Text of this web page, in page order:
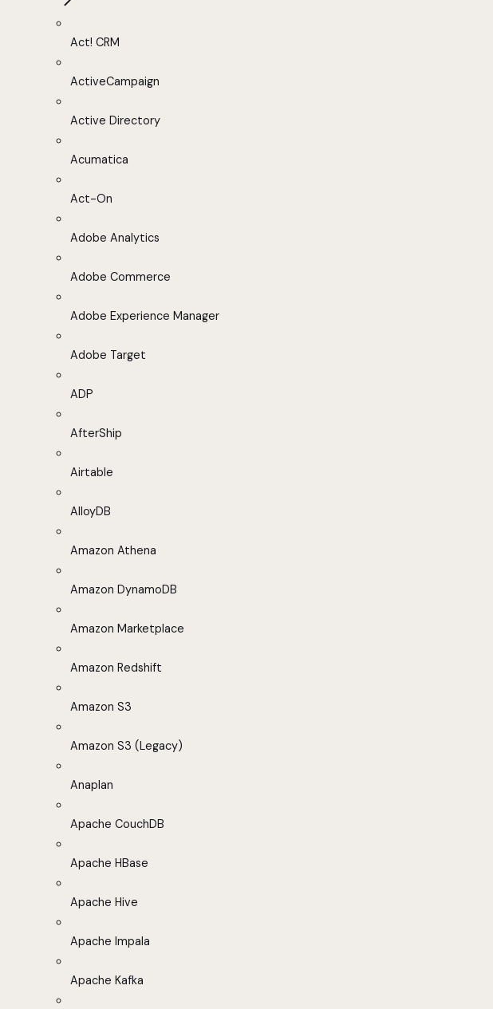
Act! CRM
ActiveCampaign
Active Directory
Acumatica
Act-On
Adobe Analytics
Adobe Commerce
Adobe Experience Manager
Adobe Target
ADP
AfterShip
Airtable
AlloyDB
Amazon Athena
Amazon DynamoDB
Amazon Marketplace
Amazon Redshift
Amazon S3
Amazon S3 (Legacy)
Anaplan
Apache CouchDB
Apache HBase
Apache Hive
Apache Impala
Apache Kafka